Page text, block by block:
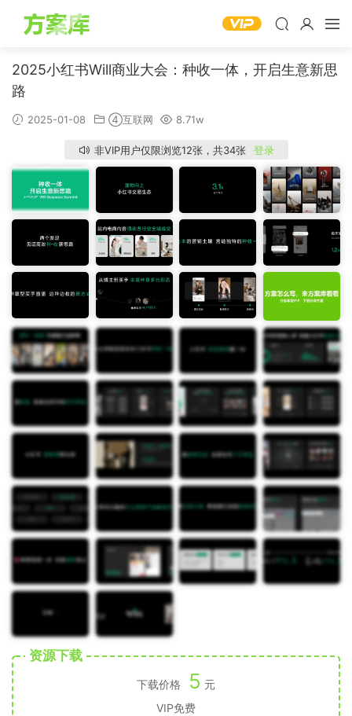
2025小红书Will商业大会：种收一体，开启生意新思
路
2025-01-08 ④互联网 8.71w
非VIP用户仅限浏览12张，共34张 登录
资源下载
下载价格 5 元
VIP免费